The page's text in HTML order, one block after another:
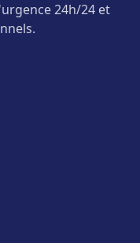
24h/24 et